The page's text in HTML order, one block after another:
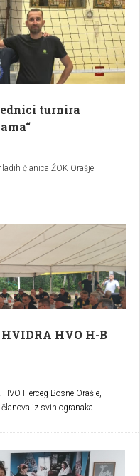
turnira
članica ŽOK Orašje i
HVO H-B
Herceg Bosne Orašje,
iz svih ogranaka.